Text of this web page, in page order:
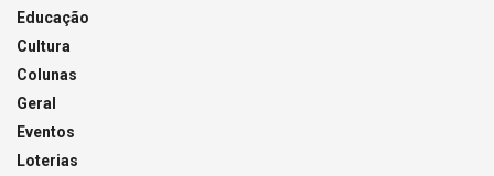
Educação
Cultura
Colunas
Geral
Eventos
Loterias